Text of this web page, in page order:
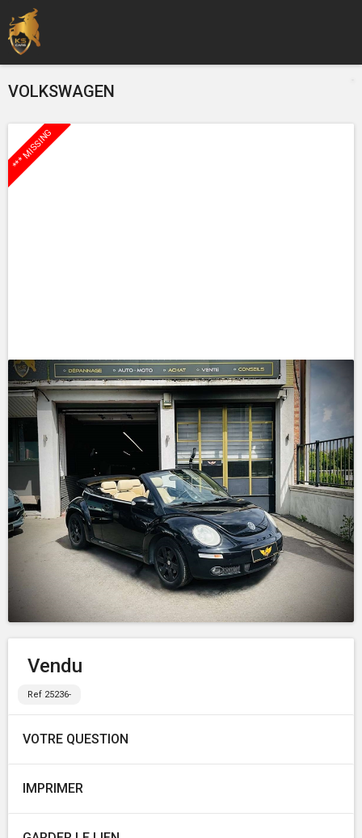
VOLKSWAGEN
*** MISSING
Vendu
Ref 25236-
VOTRE QUESTION
IMPRIMER